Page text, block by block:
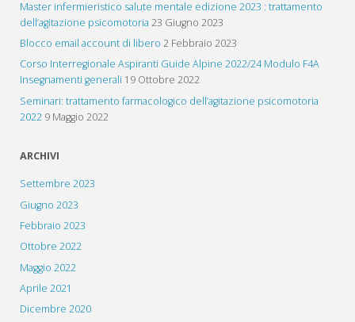
Master infermieristico salute mentale edizione 2023 : trattamento
dell’agitazione psicomotoria 23 Giugno 2023
Blocco email account di libero 2 Febbraio 2023
Corso Interregionale Aspiranti Guide Alpine 2022/24 Modulo F4A
Insegnamenti generali 19 Ottobre 2022
Seminari: trattamento farmacologico dell’agitazione psicomotoria
2022 9 Maggio 2022
ARCHIVI
Settembre 2023
Giugno 2023
Febbraio 2023
Ottobre 2022
Maggio 2022
Aprile 2021
Dicembre 2020